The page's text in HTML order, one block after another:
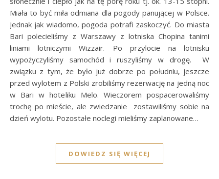
Miała to być miła odmiana dla pogody panującej w Polsce.
Jednak jak wiadomo, pogoda potrafi zaskoczyć. Do miasta
Bari polecieliśmy z Warszawy z lotniska Chopina tanimi
liniami lotniczymi Wizzair. Po przylocie na lotnisku
wypożyczyliśmy samochód i ruszyliśmy w drogę. W
związku z tym, że było już dobrze po południu, jeszcze
przed wylotem z Polski zrobiliśmy rezerwację na jedną noc
w Bari w hoteliku Melo. Wieczorem pospacerowaliśmy
trochę po mieście, ale zwiedzanie zostawiliśmy sobie na
dzień wylotu. Pozostałe noclegi mieliśmy zaplanowane…
DOWIEDZ SIĘ WIĘCEJ